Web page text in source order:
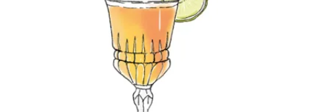
280,00€